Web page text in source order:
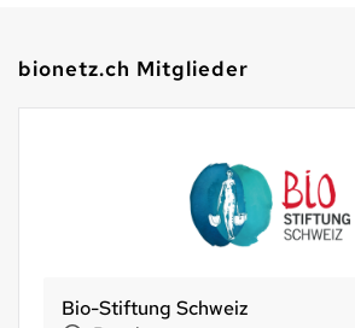
bionetz.ch Mitglieder
Bio-Stiftung Schweiz